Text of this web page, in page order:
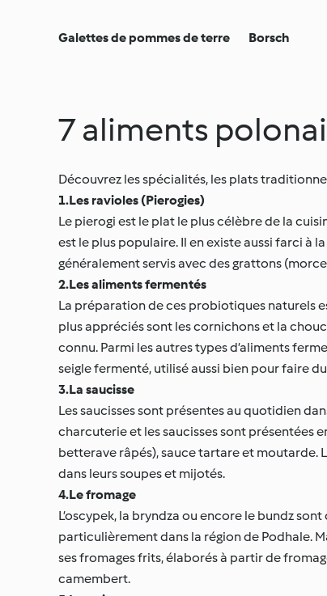
Galettes de pommes de terre Borsch
7 aliments
Découvrez les spécialités, les plats
1.Les ravioles (Pierogies)
Le pierogi est le plat le plus célèbre de la
est le plus populaire. Il en existe aussi farci à
généralement servis avec des grattons
2.Les aliments fermentés
La préparation de ces probiotiques naturels
plus appréciés sont les cornichons et la
connu. Parmi les autres types d’aliments
seigle fermenté, utilisé aussi bien pour faire
3.La saucisse
Les saucisses sont présentes au quotidien
charcuterie et les saucisses sont présentées
betterave râpés), sauce tartare et moutarde.
dans leurs soupes et mijotés.
4.Le fromage
L’oscypek, la bryndza ou encore le bundz
particulièrement dans la région de Podhale.
ses fromages frits, élaborés à partir de
camembert.